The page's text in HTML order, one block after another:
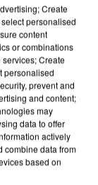
Create
personalised
content
or combinations
Create
personalised
prevent and
and content;
may
data to offer
actively
combine data from
based on